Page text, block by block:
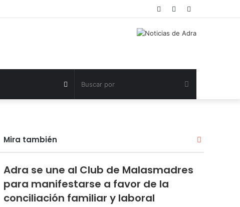
Publicación
Acceso
Buscar
Publicación
Mira también Cerrar
Adra se une al Club de Malasmadres
para manifestarse a favor de la
conciliación familiar y laboral